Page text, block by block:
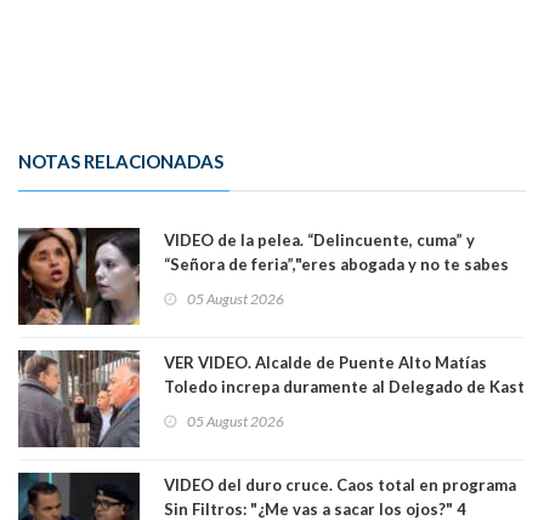
NOTAS RELACIONADAS
VIDEO de la pelea. “Delincuente, cuma” y
“Señora de feria”,"eres abogada y no te sabes
senadoras Camila Flores y Fabiola Campillai en
05 August 2026
VER VIDEO. Alcalde de Puente Alto Matías
Toledo increpa duramente al Delegado de Kast
delegado nuevamente arrancando"
05 August 2026
VIDEO del duro cruce. Caos total en programa
Sin Filtros: "¿Me vas a sacar los ojos?" 4